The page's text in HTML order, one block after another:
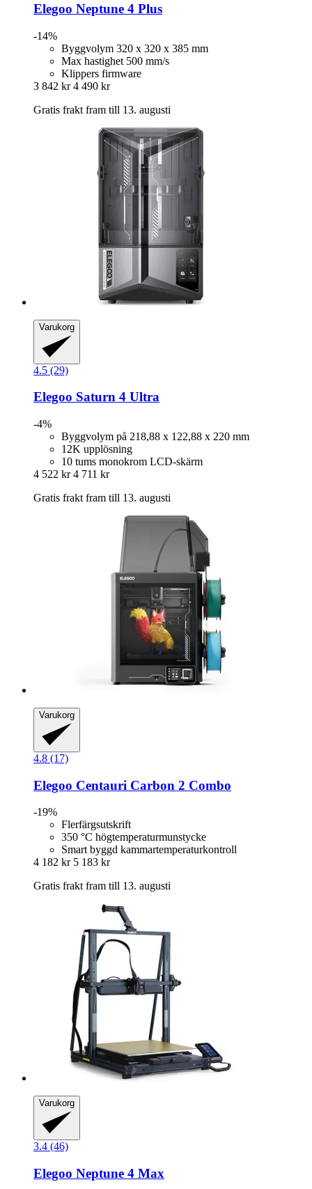
Elegoo Neptune 4 Plus
-14%
Byggvolym 320 x 320 x 385 mm
Max hastighet 500 mm/s
Klippers firmware
3 842 kr 4 490 kr
Gratis frakt fram till 13. augusti
Varukorg
4.5 (29)
Elegoo Saturn 4 Ultra
-4%
Byggvolym på 218,88 x 122,88 x 220 mm
12K upplösning
10 tums monokrom LCD-skärm
4 522 kr 4 711 kr
Gratis frakt fram till 13. augusti
Varukorg
4.8 (17)
Elegoo Centauri Carbon 2 Combo
-19%
Flerfärgsutskrift
350 °C högtemperaturmunstycke
Smart byggd kammartemperaturkontroll
4 182 kr 5 183 kr
Gratis frakt fram till 13. augusti
Varukorg
3.4 (46)
Elegoo Neptune 4 Max